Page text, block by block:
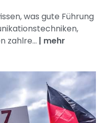
was gute Führung
zahlre... | mehr